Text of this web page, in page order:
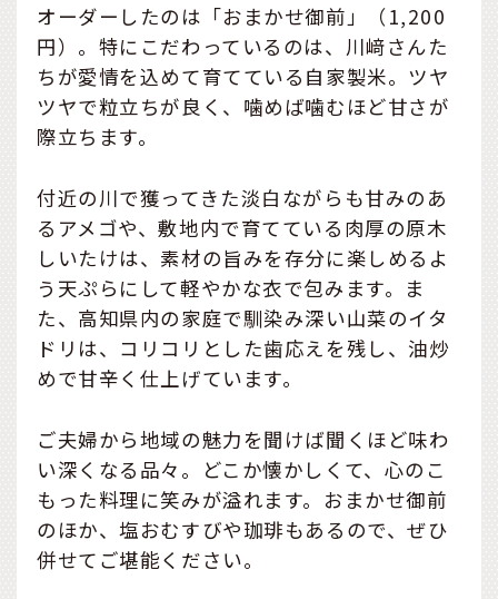
オーダーしたのは「おまかせ御前」（1,200
円）。特にこだわっているのは、川﨑さんた
ちが愛情を込めて育てている自家製米。ツヤ
ツヤで粒立ちが良く、噛めば噛むほど甘さが
際立ちます。
付近の川で獲ってきた淡白ながらも甘みのあ
るアメゴや、敷地内で育てている肉厚の原木
しいたけは、素材の旨みを存分に楽しめるよ
う天ぷらにして軽やかな衣で包みます。ま
た、高知県内の家庭で馴染み深い山菜のイタ
ドリは、コリコリとした歯応えを残し、油炒
めで甘辛く仕上げています。
ご夫婦から地域の魅力を聞けば聞くほど味わ
い深くなる品々。どこか懐かしくて、心のこ
もった料理に笑みが溢れます。おまかせ御前
のほか、塩おむすびや珈琲もあるので、ぜひ
併せてご堪能ください。